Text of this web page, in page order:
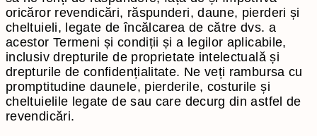
oricăror revendicări, răspunderi, daune, pierderi și
cheltuieli, legate de încălcarea de către dvs. a
acestor Termeni și condiții și a legilor aplicabile,
inclusiv drepturile de proprietate intelectuală și
drepturile de confidențialitate. Ne veți rambursa cu
promptitudine daunele, pierderile, costurile și
cheltuielile legate de sau care decurg din astfel de
revendicări.